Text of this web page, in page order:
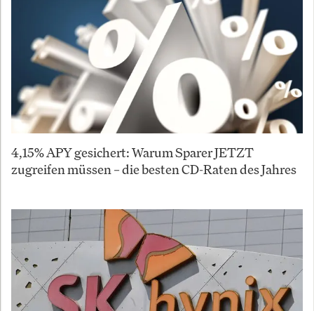
4,15% APY gesichert: Warum Sparer JETZT
zugreifen müssen – die besten CD-Raten des Jahres